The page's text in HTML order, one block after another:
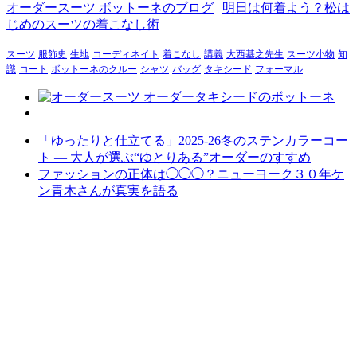
オーダースーツ ボットーネのブログ | 明日は何着よう？松は
じめのスーツの着こなし術
スーツ 服飾史 生地 コーディネイト 着こなし 講義 大西基之先生 スーツ小物 知
識 コート ボットーネのクルー シャツ バッグ タキシード フォーマル
「ゆったりと仕立てる」2025-26冬のステンカラーコー
ト ― 大人が選ぶ“ゆとりある”オーダーのすすめ
ファッションの正体は◯◯◯？ニューヨーク３０年ケ
ン青木さんが真実を語る